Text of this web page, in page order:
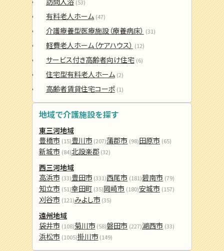
(53)
有料老人ホーム (47)
介護療養型医療施設（療養病床） (31)
軽費老人ホーム（ケアハウス） (12)
サービス付き高齢者向け住宅 (6)
住宅型有料老人ホーム (2)
高齢者賃貸住宅コーポ (1)
地域で介護施設を探す
東三河地域
豊橋市 (15)豊川市 (207)蒲郡市 (98)田原市 (65)
新城市 (84)北設楽郡 (32)
西三河地域
高浜市 (33)豊田市 (331)西尾市 (181)碧南市 (79)
知立市 (51)幸田町 (35)岡崎市 (180)安城市 (157)
刈谷市 (121)みよし市 (35)
遠州地域
袋井市 (108)菊川市 (58)磐田市 (227)湖西市 (33)
浜松市 (1005)掛川市 (149)